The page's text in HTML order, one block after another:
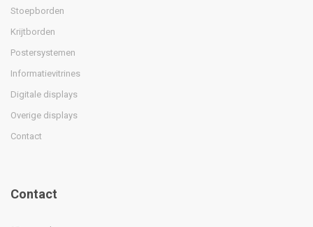
Stoepborden
Krijtborden
Postersystemen
Informatievitrines
Digitale displays
Overige displays
Contact
Contact